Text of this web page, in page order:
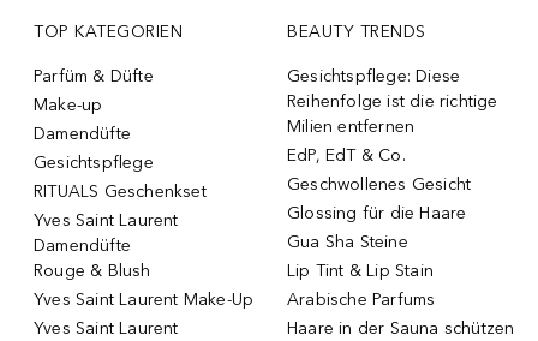
TOP KATEGORIEN
Parfüm & Düfte
Make-up
Damendüfte
Gesichtspflege
RITUALS Geschenkset
Yves Saint Laurent
Damendüfte
Rouge & Blush
Yves Saint Laurent Make-Up
Yves Saint Laurent
BEAUTY TRENDS
Gesichtspflege: Diese
Reihenfolge ist die richtige
Milien entfernen
EdP, EdT & Co.
Geschwollenes Gesicht
Glossing für die Haare
Gua Sha Steine
Lip Tint & Lip Stain
Arabische Parfums
Haare in der Sauna schützen